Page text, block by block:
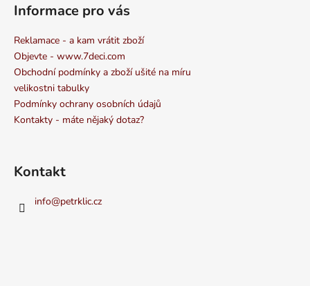
Informace pro vás
Reklamace - a kam vrátit zboží
Objevte - www.7deci.com
Obchodní podmínky a zboží ušité na míru
velikostni tabulky
Podmínky ochrany osobních údajů
Kontakty - máte nějaký dotaz?
Kontakt
info@petrklic.cz